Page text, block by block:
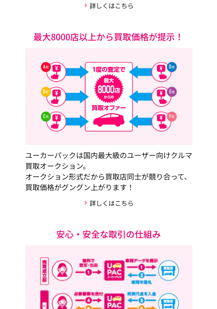
詳しくはこちら
最大8000店以上から買取価格が提示！
ユーカーパックは国内最大級のユーザー向けクルマ
買取オークション。
オークション形式だから買取店同士が競り合って、
買取価格がグングン上がります！
詳しくはこちら
安心・安全な取引の仕組み